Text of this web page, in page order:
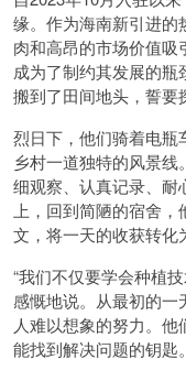
缘。作为海南新引进的
肉和高昂的市场价值吸
成为了制约其发展的
搬到了田间地头，誓要
烈日下，他们骑着电瓶
乡村一道独特的风景
细观察、认真记录、耐
上，回到简陋的宿舍
文，将一天的收获转化
“我们不仅要学会种植
感慨地说。从最初的一
人难以想象的努力。
能找到解决问题的钥匙。